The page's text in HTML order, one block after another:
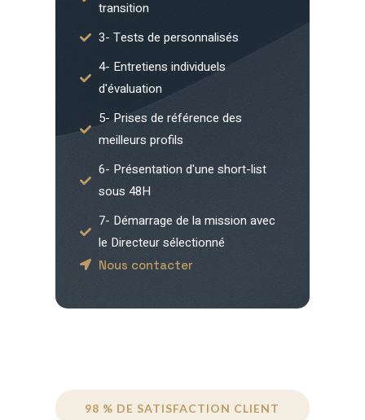
transition
3- Tests de personnalisés
4- Entretiens individuels
d'évaluation
5- Prises de référence des
meilleurs profils
6- Présentation d'une short-list
sous 48H
7- Démarrage de la mission avec
le Directeur sélectionné
Nous contacter
98 % DE SATISFACTION CLIENT